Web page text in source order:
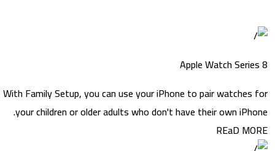
Apple Watch
With Family Setup, you can use your iPhone to pair
your children or older adults who don't have their own
REaD